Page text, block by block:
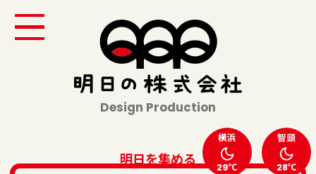
Design Production
横浜
29℃
智頭
28℃
明日を集める